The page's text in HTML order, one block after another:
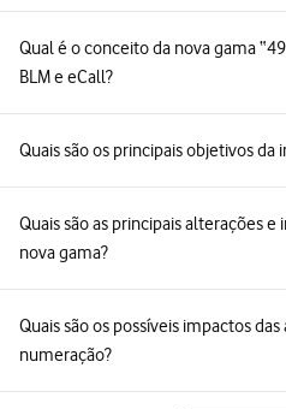
Qual é o conceito da nova gama
BLM e eCall?
Quais são os principais objetivos da
Quais são as principais alterações
nova gama?
Quais são os possíveis impactos
numeração?